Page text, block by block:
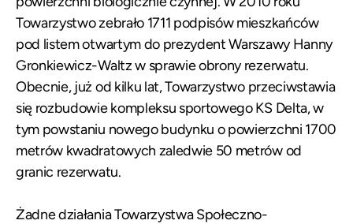
Towarzystwo zebrało 1711 podpisów mieszkańców
pod listem otwartym do prezydent Warszawy Hanny
Gronkiewicz-Waltz w sprawie obrony rezerwatu.
Obecnie, już od kilku lat, Towarzystwo przeciwstawia
się rozbudowie kompleksu sportowego KS Delta, w
tym powstaniu nowego budynku o powierzchni 1700
metrów kwadratowych zaledwie 50 metrów od
granic rezerwatu.
Żadne działania Towarzystwa Społeczno-